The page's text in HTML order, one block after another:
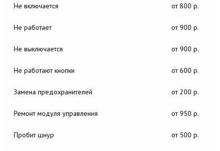
Не включается от 800 р.
Не работает от 900 р.
Не выключается от 900 р.
Не работают кнопки от 600 р.
Замена предохранителей от 200 р.
Ремонт модуля управления от 950 р.
Пробит шнур от 500 р.